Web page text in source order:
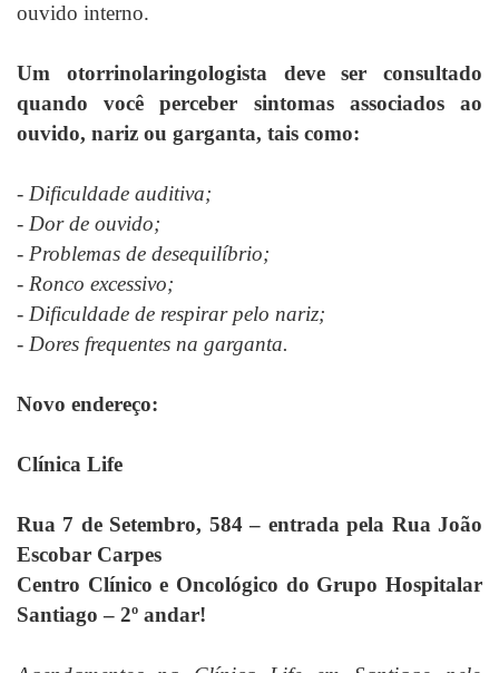
ouvido interno.
Um otorrinolaringologista deve ser consultado
quando você perceber sintomas associados ao
ouvido, nariz ou garganta, tais como:
- Dificuldade auditiva;
- Dor de ouvido;
- Problemas de desequilíbrio;
- Ronco excessivo;
- Dificuldade de respirar pelo nariz;
- Dores frequentes na garganta.
Novo endereço:
Clínica Life
Rua 7 de Setembro, 584 – entrada pela Rua João
Escobar Carpes
Centro Clínico e Oncológico do Grupo Hospitalar
Santiago – 2º andar!